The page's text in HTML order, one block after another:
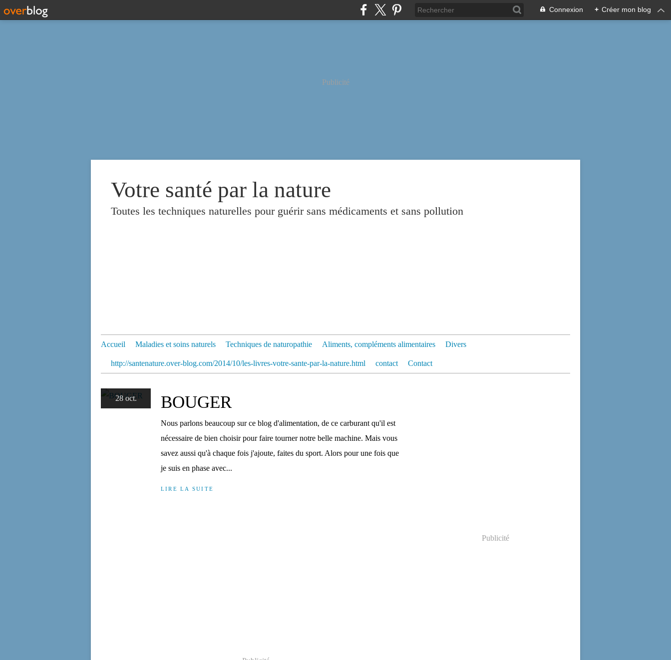
Connexion + Créer mon blog
Publicité
Votre santé par la nature
Toutes les techniques naturelles pour guérir sans médicaments et sans pollution
Accueil Maladies et soins naturels Techniques de naturopathie Aliments, compléments alimentaires Divers
http://santenature.over-blog.com/2014/10/les-livres-votre-sante-par-la-nature.html contact Contact
28 oct. BOUGER
Nous parlons beaucoup sur ce blog d'alimentation, de ce carburant qu'il est
nécessaire de bien choisir pour faire tourner notre belle machine. Mais vous
savez aussi qu'à chaque fois j'ajoute, faites du sport. Alors pour une fois que
je suis en phase avec...
LIRE LA SUITE
Publicité